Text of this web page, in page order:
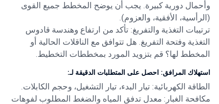
وأحمال دورية كبيرة. يجب أن يوضح المخطط جميع القوى
(الرأسية، الأفقية، والعزوم).
ترتيبات التغذية والتفريغ: تأكد من ارتفاع وهندسة قادوس
التغذية وفتحة التفريغ. هل تتوافق مع الناقلات الحالية أو
المخطط لها؟ قم بتزويد المورد بمخططات التخطيط.
استهلاك المرافق: احصل على المتطلبات الدقيقة لـ:
الطاقة الكهربائية: تيار البدء، تيار التشغيل، وحجم الكابلات.
مكافحة الغبار: معدل تدفق المياه والضغط المطلوب لفوهات